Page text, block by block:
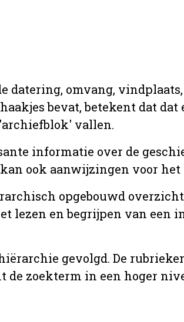
datering, omvang,
bevat, betekent dat
vallen.
informatie over de
ook aanwijzingen voor
opgebouwd
lezen en begrijpen van een
gevolgd. De
de zoekterm in een hoger